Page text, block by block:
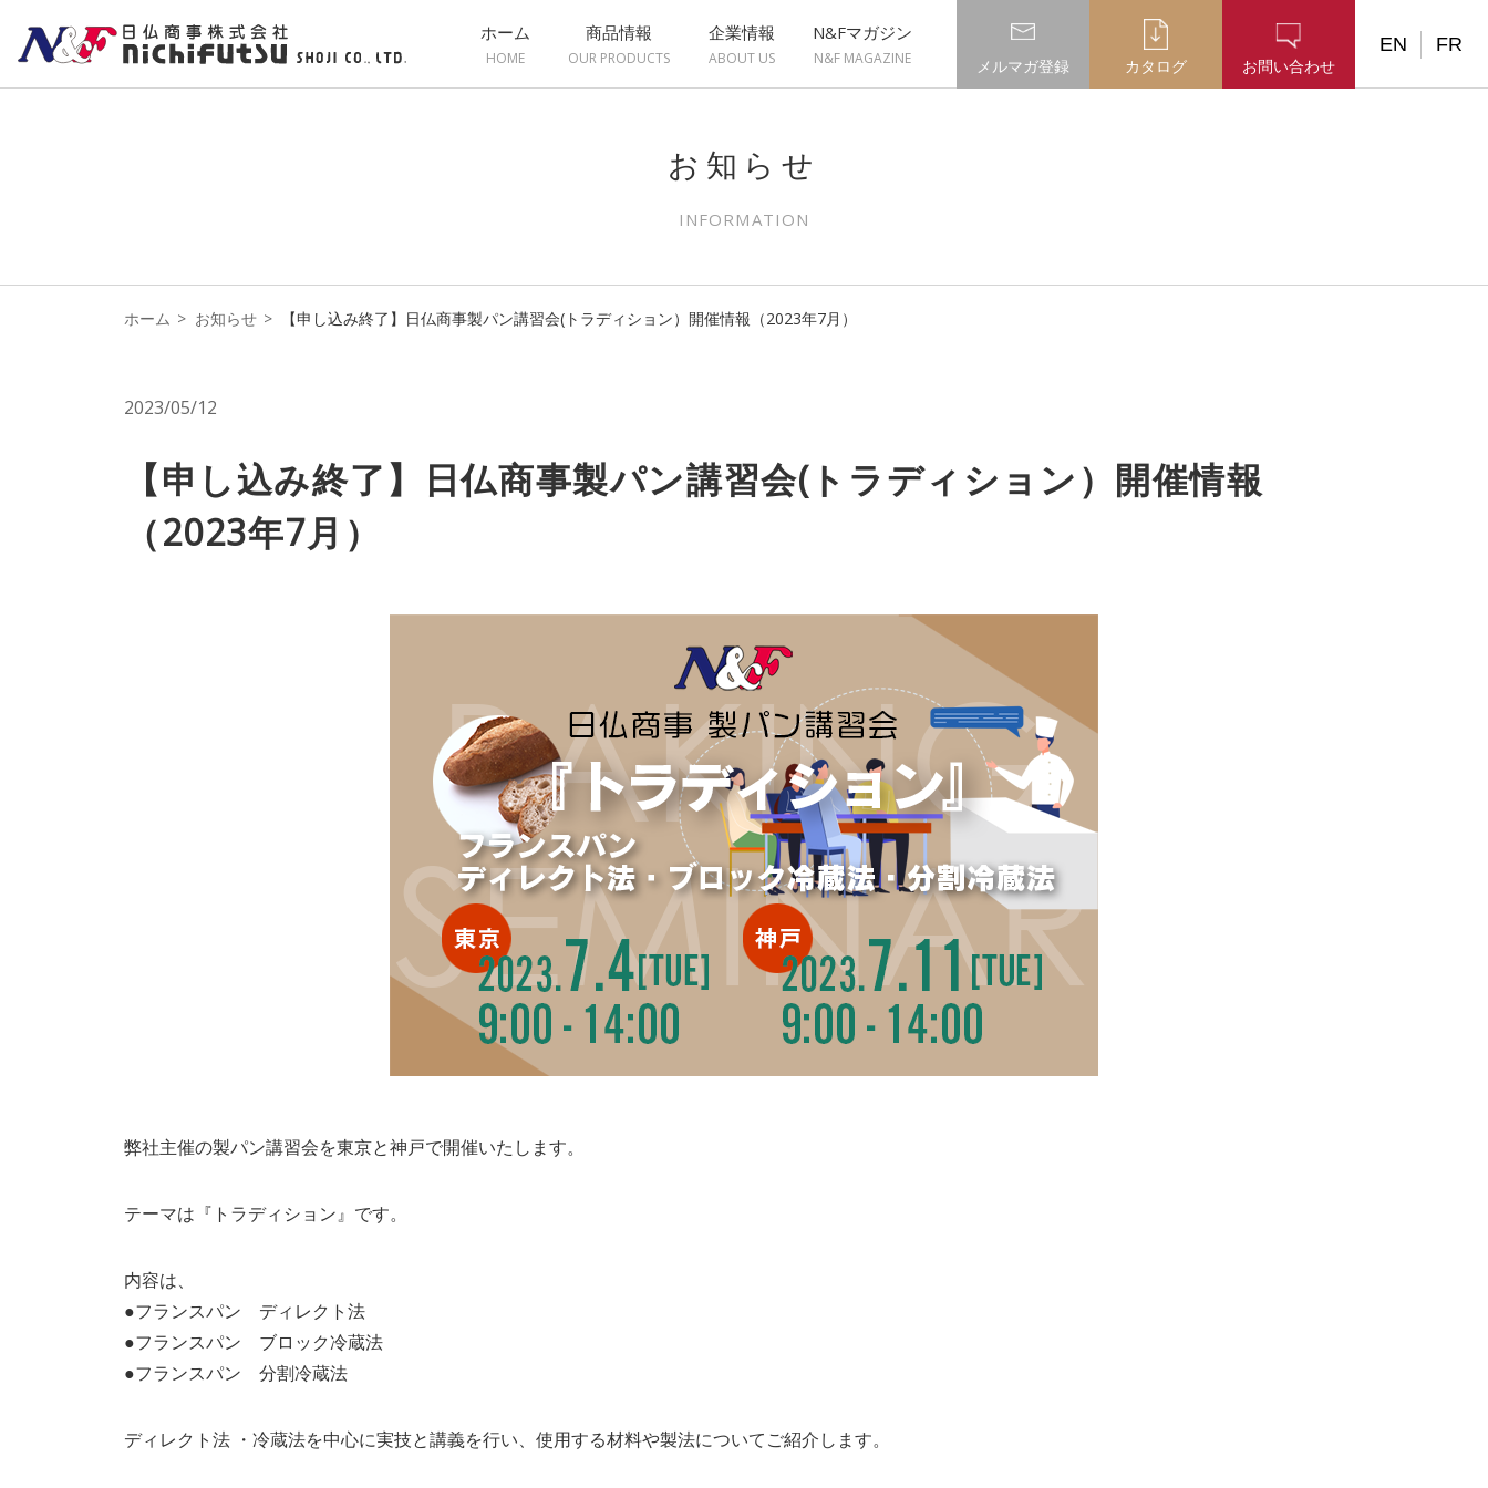
ホーム
HOME
商品情報
OUR PRODUCTS
企業情報
ABOUT US
N&Fマガジン
N&F MAGAZINE メルマガ登録 カタログ お問い合わせ
EN FR
お知らせ
INFORMATION
ホーム お知らせ 【申し込み終了】日仏商事製パン講習会(トラディション）開催情報（2023年7月）
2023/05/12
【申し込み終了】日仏商事製パン講習会(トラディション）開催情報
（2023年7月）
弊社主催の製パン講習会を東京と神戸で開催いたします。
テーマは『トラディション』です。
内容は、
●フランスパン ディレクト法
●フランスパン ブロック冷蔵法
●フランスパン 分割冷蔵法
ディレクト法 ・冷蔵法を中心に実技と講義を行い、使用する材料や製法についてご紹介します。